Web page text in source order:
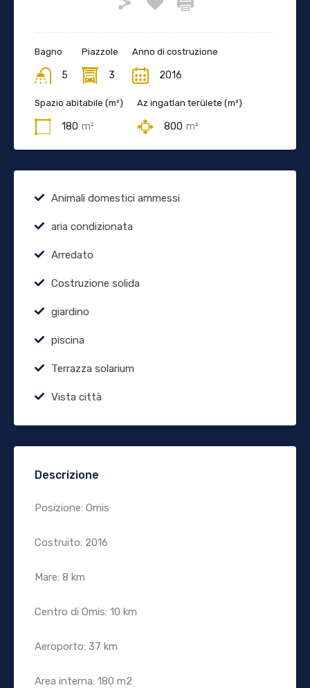
Bagno
5
Piazzole
3
Anno di costruzione
2016
Spazio abitabile (m²)
180 m²
Az ingatlan területe (m²)
800 m²
Animali domestici ammessi
aria condizionata
Arredato
Costruzione solida
giardino
piscina
Terrazza solarium
Vista città
Descrizione
Posizione: Omis
Costruito: 2016
Mare: 8 km
Centro di Omis: 10 km
Aeroporto: 37 km
Area interna: 180 m2